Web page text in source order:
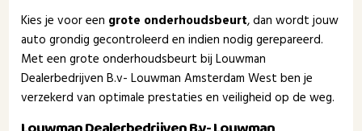
Kies je voor een grote onderhoudsbeurt, dan wordt jouw
auto grondig gecontroleerd en indien nodig gerepareerd.
Met een grote onderhoudsbeurt bij Louwman
Dealerbedrijven B.v- Louwman Amsterdam West ben je
verzekerd van optimale prestaties en veiligheid op de weg.